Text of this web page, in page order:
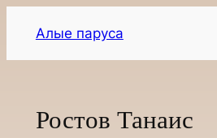
содержимому
Алые паруса
Ростов Танаис